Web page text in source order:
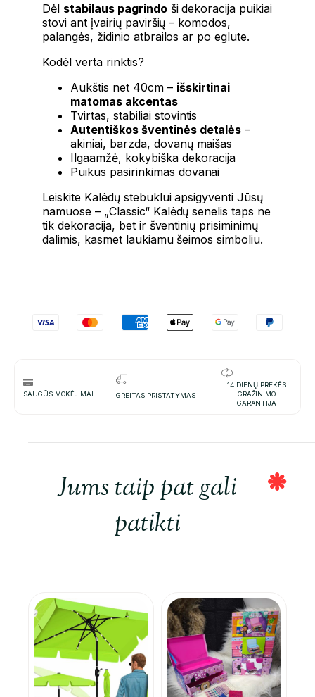
Dėl stabilaus pagrindoši dekoracija puikiai
stovi ant įvairių paviršių – komodos,
palangės, židinio atbrailos ar po eglute.
Kodėl verta rinktis?
Aukštis net 40cm – išskirtinai
matomas akcentas
Tvirtas, stabiliai stovintis
Autentiškos šventinės detalės –
akiniai, barzda, dovanų maišas
Ilgaamžė, kokybiška dekoracija
Puikus pasirinkimas dovanai
Leiskite Kalėdų stebuklui apsigyventi Jūsų
namuose – „Classic“ Kalėdų senelis taps ne
tik dekoracija, bet ir šventinių prisiminimų
dalimis, kasmet laukiamu šeimos simboliu.
SAUGŪS MOKĖJIMAI GREITAS PRISTATYMAS
14 DIENŲ PREKĖS
GRAŽINIMO
GARANTIJA
Jums taip pat gali
patikti